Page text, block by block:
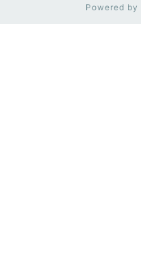
Powered by